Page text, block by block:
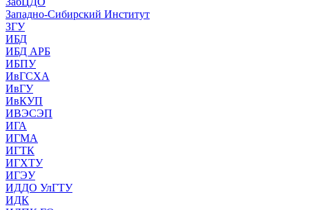
Западно-Сибирский Институт
ЗГУ
ИБД
ИБД АРБ
ИБПУ
ИвГСХА
ИвГУ
ИвКУП
ИВЭСЭП
ИГА
ИГМА
ИГТК
ИГХТУ
ИГЭУ
ИДДО УлГТУ
ИДК